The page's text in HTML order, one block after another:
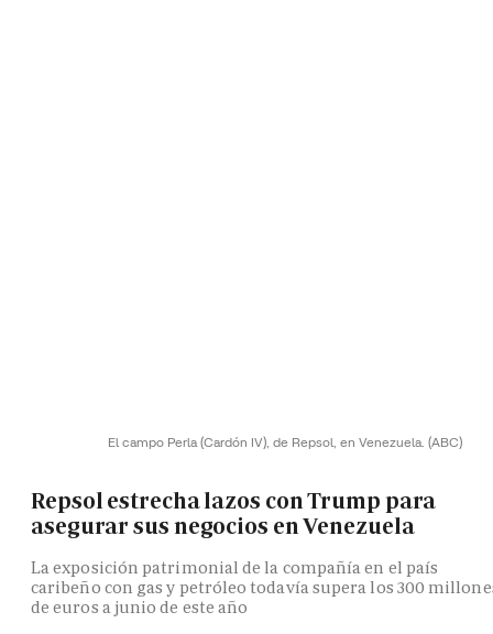
El campo Perla (Cardón IV), de Repsol, en Venezuela. (ABC)
Repsol estrecha lazos con Trump para
asegurar sus negocios en Venezuela
La exposición patrimonial de la compañía en el país
caribeño con gas y petróleo todavía supera los 300
de euros a junio de este año